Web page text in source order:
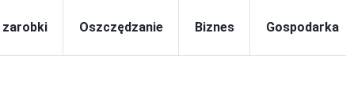
zarobki Oszczędzanie Biznes Gospodarka